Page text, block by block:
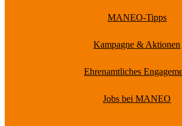
MANEO-Tipps
Kampagne & Aktionen
Ehrenamtliches
Jobs bei MANEO